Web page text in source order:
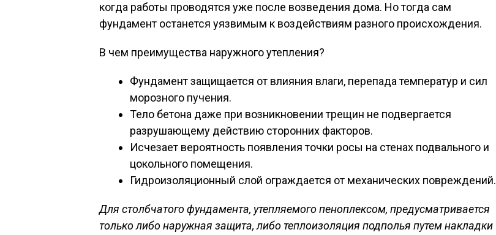
когда работы проводятся уже после возведения дома. Но тогда сам
фундамент останется уязвимым к воздействиям разного происхождения.
В чем преимущества наружного утепления?
Фундамент защищается от влияния влаги, перепада температур и сил
морозного пучения.
Тело бетона даже при возникновении трещин не подвергается
разрушающему действию сторонних факторов.
Исчезает вероятность появления точки росы на стенах подвального и
цокольного помещения.
Гидроизоляционный слой ограждается от механических повреждений.
Для столбчатого фундамента, утепляемого пеноплексом, предусматривается
только либо наружная защита, либо теплоизоляция подполья путем накладки